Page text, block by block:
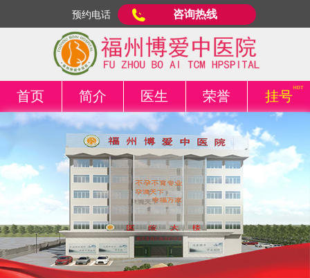
预约电话 咨询热线
首页 简介 医生 荣誉 挂号